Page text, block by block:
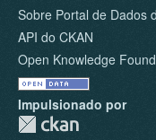
Sobre Portal de Dados
API do CKAN
Open Knowledge
Impulsionado por